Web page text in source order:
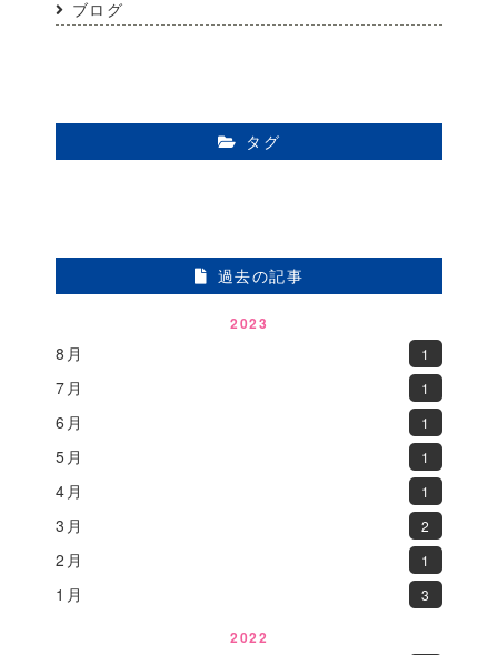
ブログ
タグ
過去の記事
2023
8月 1
7月 1
6月 1
5月 1
4月 1
3月 2
2月 1
1月 3
2022